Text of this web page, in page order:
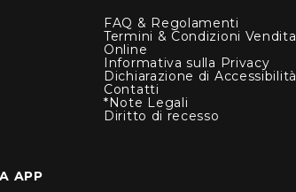
FAQ & Regolamenti
Termini & Condizioni Vendita
Online
Informativa sulla Privacy
Dichiarazione di Accessibilità
Contatti
*Note Legali
Diritto di recesso
APP